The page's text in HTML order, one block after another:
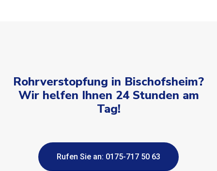
Rohrverstopfung in Bischofsheim?
Wir helfen Ihnen 24 Stunden am
Tag!
Rufen Sie an: 0175-717 50 63